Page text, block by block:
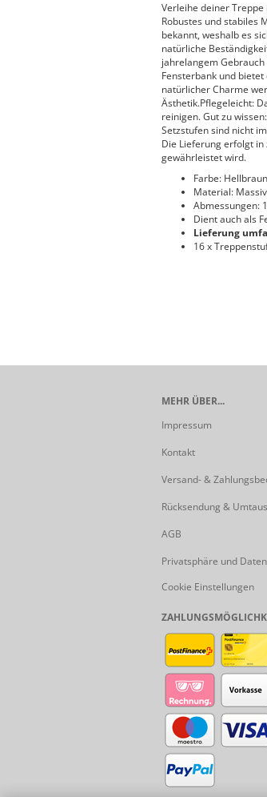
Verleihe deiner
Robustes und stabiles
bekannt, weshalb es
natürliche
jahrelangem
Fensterbank und
natürlicher Charme
Ästhetik.Pflegeleicht:
reinigen. Gut zu
Setzstufen sind nicht
Die Lieferung erfolgt
gewährleistet wird.
Farbe: Hellbraun
Material:
Abmessungen:
Dient auch als
Lieferung
16 x
MEHR ÜBER...
Impressum
Kontakt
Versand- &
Rücksendung &
AGB
Privatsphäre und
Cookie Einstellungen